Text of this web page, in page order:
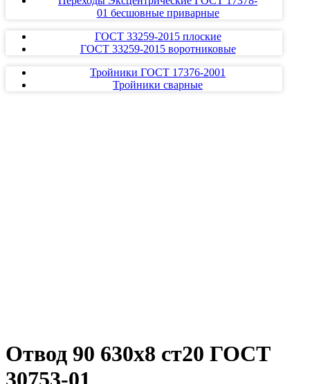
01 бесшовные приварные
ГОСТ 33259-2015 плоские
ГОСТ 33259-2015 воротниковые
Тройники ГОСТ 17376-2001
Тройники сварные
Отвод 90 630х8 ст20 ГОСТ